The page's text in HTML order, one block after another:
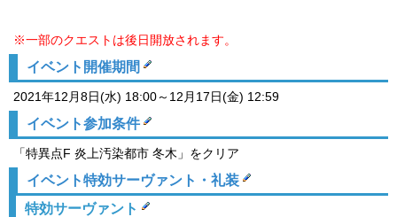
※一部のクエストは後日開放されます。
イベント開催期間
2021年12月8日(水) 18:00～12月17日(金) 12:59
イベント参加条件
「特異点F 炎上汚染都市 冬木」をクリア
イベント特効サーヴァント・礼装
特効サーヴァント